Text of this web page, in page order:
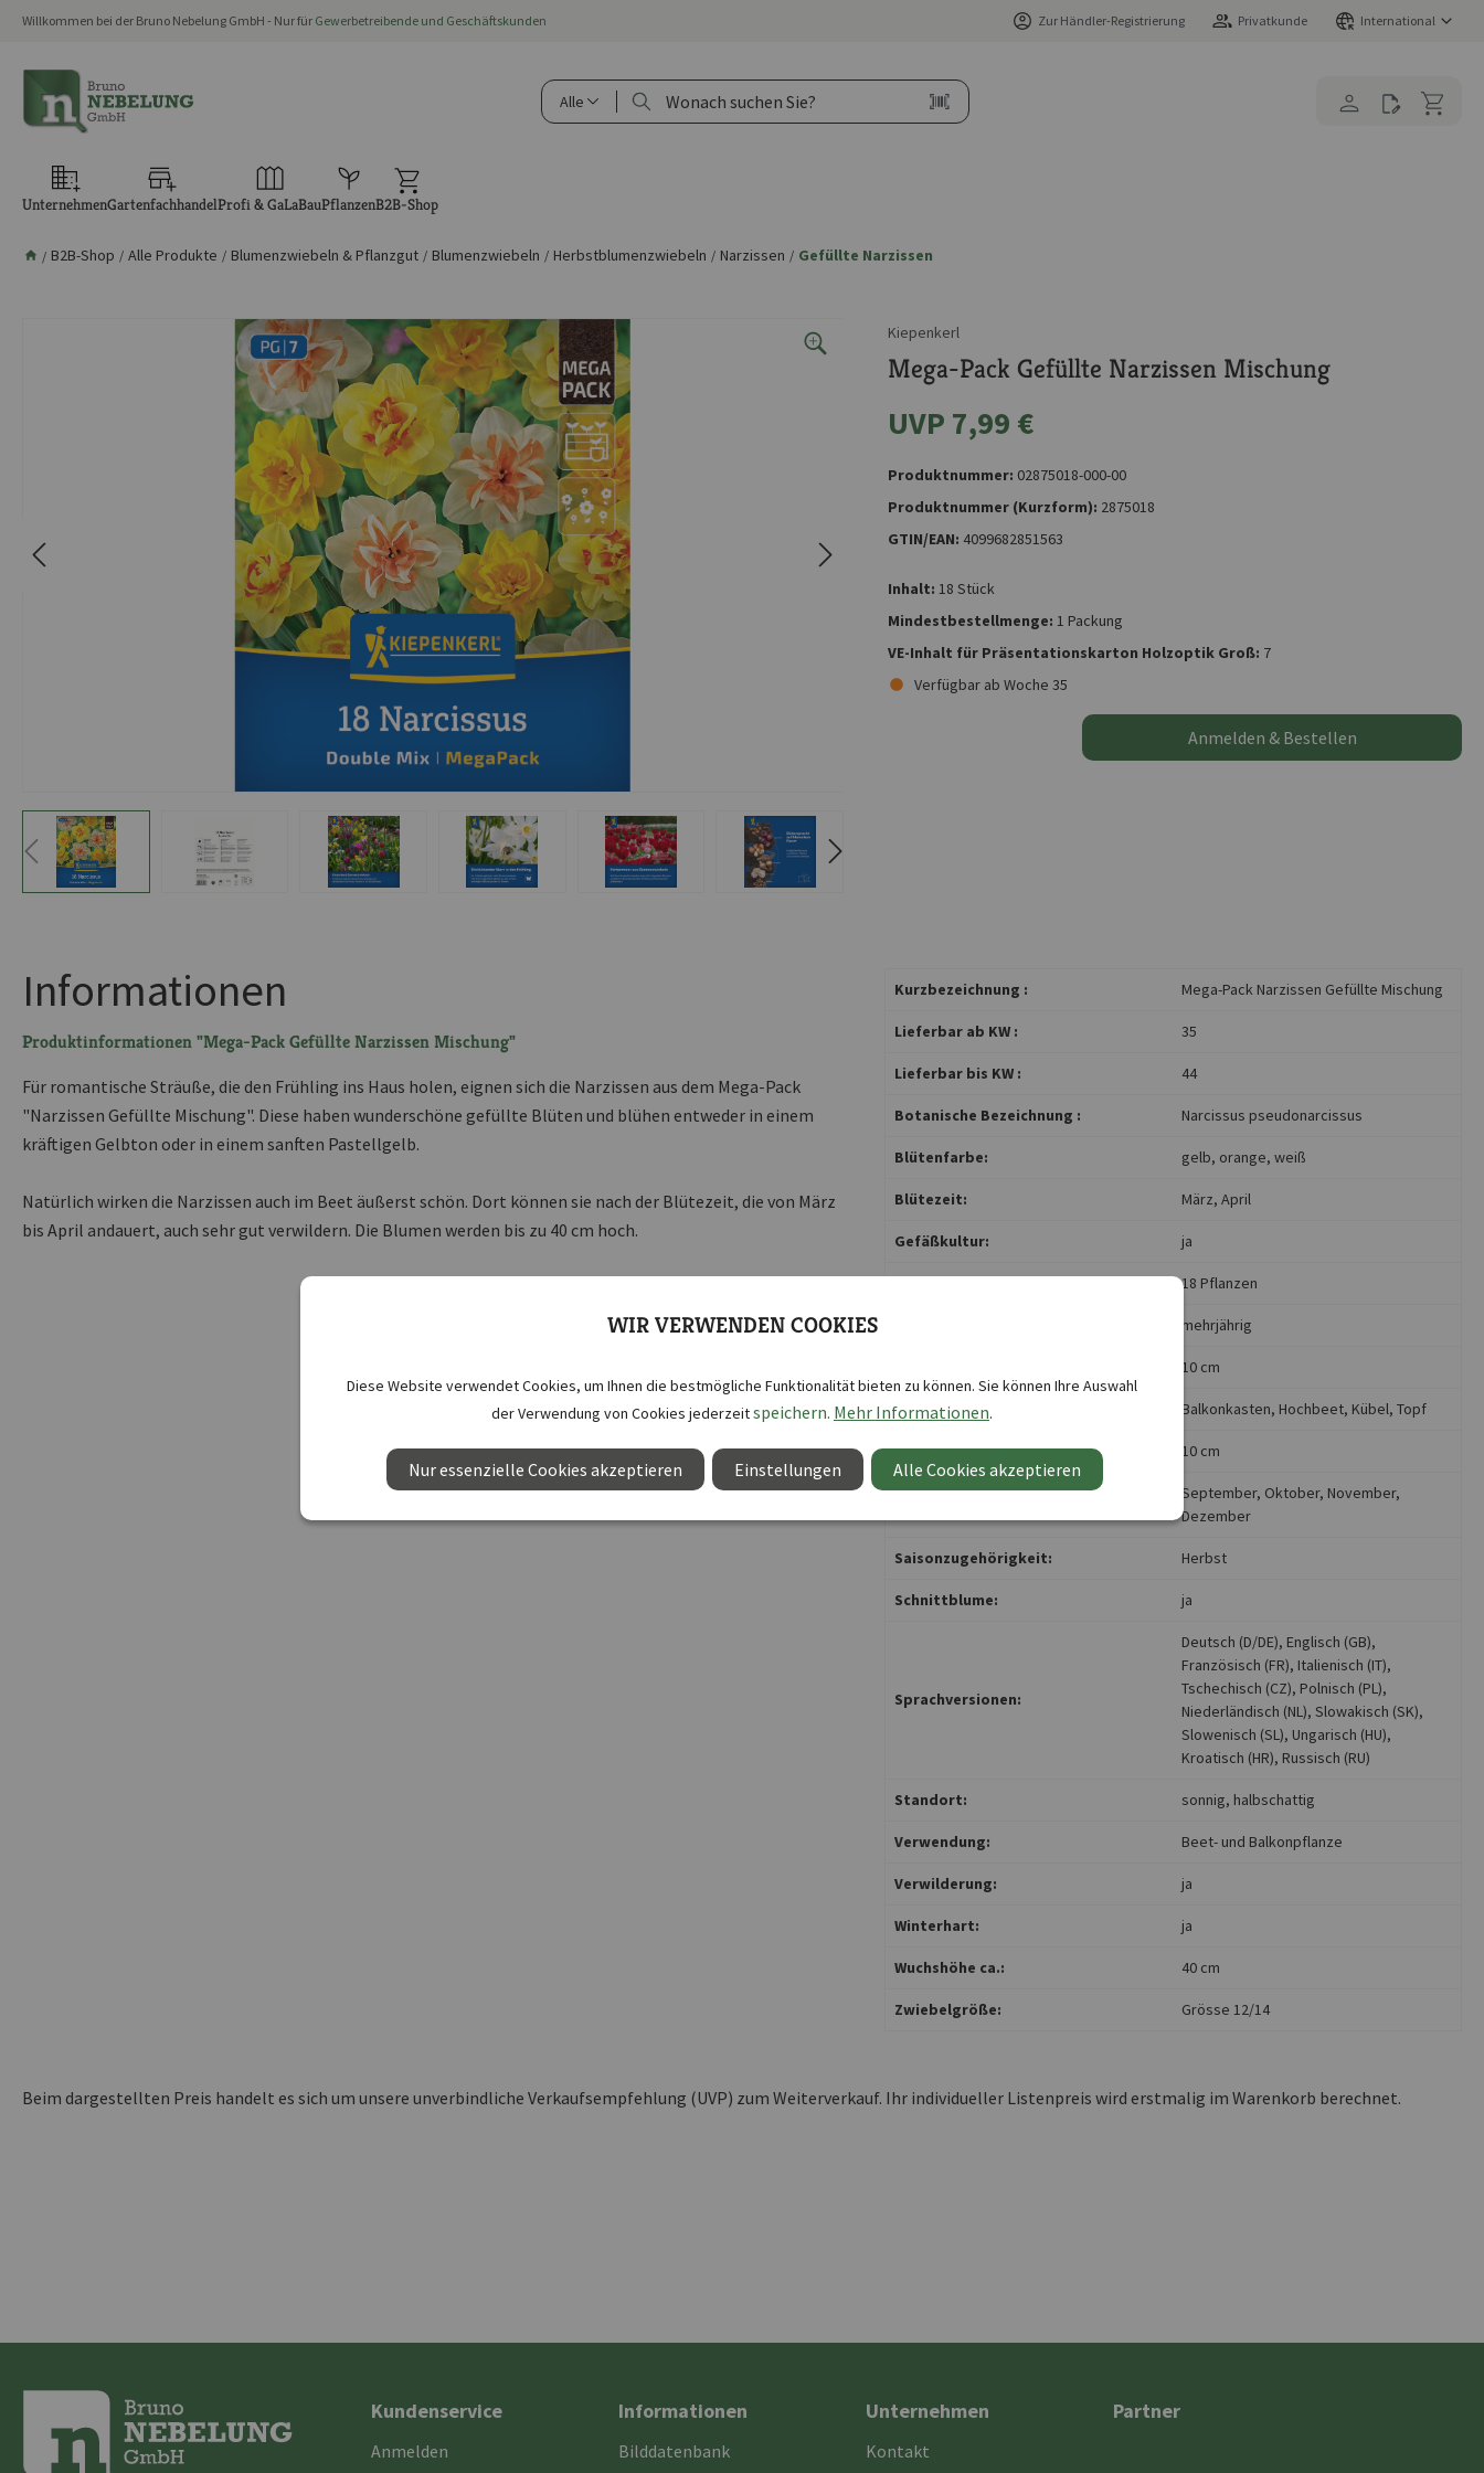
Zur Hauptnavigation springen
Willkommen bei der Bruno Nebelung GmbH - Nur für Gewerbetreibende und Geschäftskunden Zur Händler-Registrierung Privatkunde International
UnternehmenGartenfachhandelProfi & GaLaBauPflanzenB2B-Shop
Alle
/ B2B-Shop / Alle Produkte / Blumenzwiebeln & Pflanzgut / Blumenzwiebeln / Herbstblumenzwiebeln / Narzissen / Gefüllte Narzissen
Kiepenkerl
Mega-Pack Gefüllte Narzissen Mischung
UVP 7,99 €
Produktnummer: 02875018-000-00
Produktnummer (Kurzform): 2875018
GTIN/EAN: 4099682851563
Inhalt: 18 Stück
Mindestbestellmenge: 1 Packung
VE-Inhalt für Präsentationskarton Holzoptik Groß: 7
Verfügbar ab Woche 35
Anmelden & Bestellen
Informationen
Produktinformationen "Mega-Pack Gefüllte Narzissen Mischung"
Für romantische Sträuße, die den Frühling ins Haus holen, eignen sich die Narzissen aus dem Mega-Pack
"Narzissen Gefüllte Mischung". Diese haben wunderschöne gefüllte Blüten und blühen entweder in einem
kräftigen Gelbton oder in einem sanften Pastellgelb.
Natürlich wirken die Narzissen auch im Beet äußerst schön. Dort können sie nach der Blütezeit, die von März
bis April andauert, auch sehr gut verwildern. Die Blumen werden bis zu 40 cm hoch.
Kurzbezeichnung : Mega-Pack Narzissen Gefüllte Mischung
Lieferbar ab KW : 35
Lieferbar bis KW : 44
Botanische Bezeichnung : Narcissus pseudonarcissus
Blütenfarbe: gelb, orange, weiß
Blütezeit: März, April
Gefäßkultur: ja
Inhalt reicht für ca.: 18 Pflanzen
mehrjährig
10 cm
Pflanzort: Balkonkasten, Hochbeet, Kübel, Topf
Pflanztiefe ca.: 10 cm
September, Oktober, November,
Dezember
Saisonzugehörigkeit: Herbst
Schnittblume: ja
Sprachversionen:
Deutsch (D/DE), Englisch (GB),
Französisch (FR), Italienisch (IT),
Tschechisch (CZ), Polnisch (PL),
Niederländisch (NL), Slowakisch (SK),
Slowenisch (SL), Ungarisch (HU),
Kroatisch (HR), Russisch (RU)
Standort: sonnig, halbschattig
Verwendung: Beet- und Balkonpflanze
Verwilderung: ja
Winterhart: ja
Wuchshöhe ca.: 40 cm
Zwiebelgröße: Grösse 12/14
Beim dargestellten Preis handelt es sich um unsere unverbindliche Verkaufsempfehlung (UVP) zum Weiterverkauf. Ihr individueller Listenpreis wird erstmalig im Warenkorb berechnet.
Kundenservice
Anmelden
Informationen
Bilddatenbank
Unternehmen
Kontakt
Partner
WIR VERWENDEN COOKIES
Diese Website verwendet Cookies, um Ihnen die bestmögliche Funktionalität bieten zu können. Sie können Ihre Auswahl
der Verwendung von Cookies jederzeitspeichern. Mehr Informationen.
Nur essenzielle Cookies akzeptieren Einstellungen Alle Cookies akzeptieren